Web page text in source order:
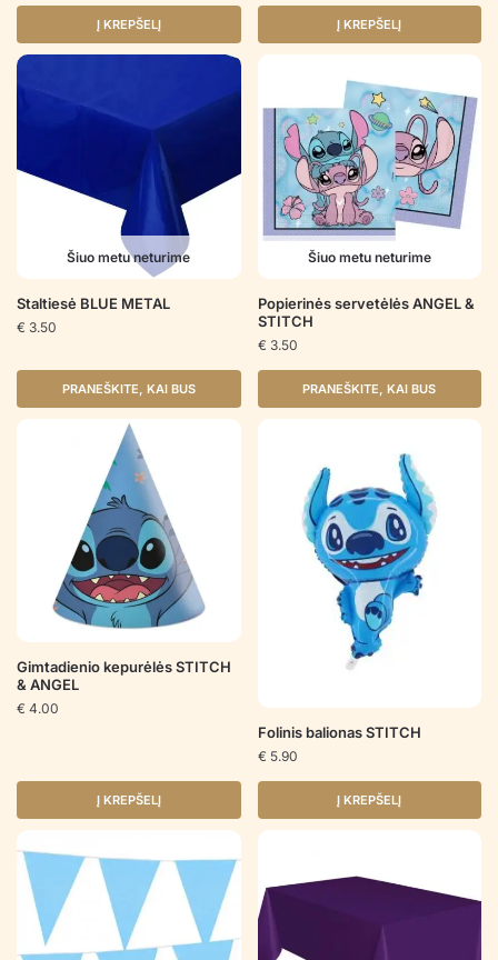
Į KREPŠELĮ Į KREPŠELĮ
Šiuo metu neturime
Staltiesė BLUE METAL
€ 3.50
PRANEŠKITE, KAI BUS
Šiuo metu neturime
Popierinės servetėlės ANGEL &
STITCH
€ 3.50
PRANEŠKITE, KAI BUS
Gimtadienio kepurėlės STITCH
& ANGEL
€ 4.00
Į KREPŠELĮ
Folinis balionas STITCH
€ 5.90
Į KREPŠELĮ